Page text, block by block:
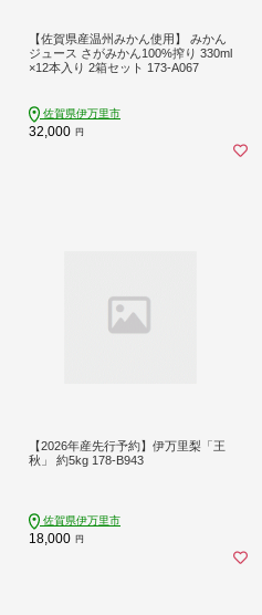
【佐賀県産温州みかん使用】 みかん
ジュース さがみかん100%搾り 330ml
×12本入り 2箱セット 173-A067
佐賀県伊万里市
32,000 円
【2026年産先行予約】伊万里梨「王
秋」 約5kg 178-B943
佐賀県伊万里市
18,000 円